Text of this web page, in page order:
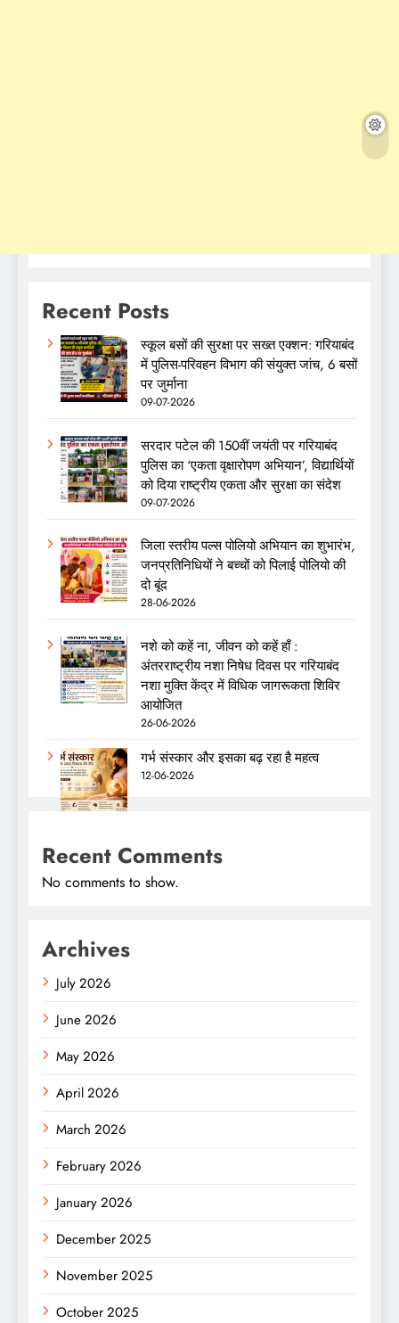
Recent Posts
स्कूल बसों की सुरक्षा पर सख्त एक्शन: गरियाबंद
में पुलिस-परिवहन विभाग की संयुक्त जांच, 6 बसों
पर जुर्माना
09-07-2026
सरदार पटेल की 150वीं जयंती पर गरियाबंद
पुलिस का ‘एकता वृक्षारोपण अभियान’, विद्यार्थियों
को दिया राष्ट्रीय एकता और सुरक्षा का संदेश
09-07-2026
जिला स्तरीय पल्स पोलियो अभियान का शुभारंभ,
जनप्रतिनिधियों ने बच्चों को पिलाई पोलियो की
दो बूंद
28-06-2026
नशे को कहें ना, जीवन को कहें हाँ :
अंतरराष्ट्रीय नशा निषेध दिवस पर गरियाबंद
नशा मुक्ति केंद्र में विधिक जागरूकता शिविर
आयोजित
26-06-2026
गर्भ संस्कार और इसका बढ़ रहा है महत्व
12-06-2026
Recent Comments
No comments to show.
Archives
July 2026
June 2026
May 2026
April 2026
March 2026
February 2026
January 2026
December 2025
November 2025
October 2025